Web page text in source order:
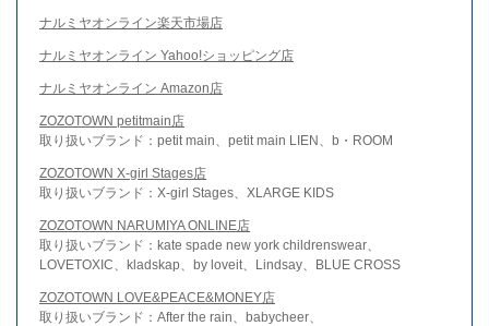
ナルミヤオンライン楽天市場店
ナルミヤオンライン Yahoo!ショッピング店
ナルミヤオンライン Amazon店
ZOZOTOWN petitmain店
取り扱いブランド：petit main、petit main LIEN、b・ROOM
ZOZOTOWN X-girl Stages店
取り扱いブランド：X-girl Stages、XLARGE KIDS
ZOZOTOWN NARUMIYA ONLINE店
取り扱いブランド：kate spade new york childrenswear、
LOVETOXIC、kladskap、by loveit、Lindsay、BLUE CROSS
ZOZOTOWN LOVE&PEACE&MONEY店
取り扱いブランド：After the rain、babycheer、